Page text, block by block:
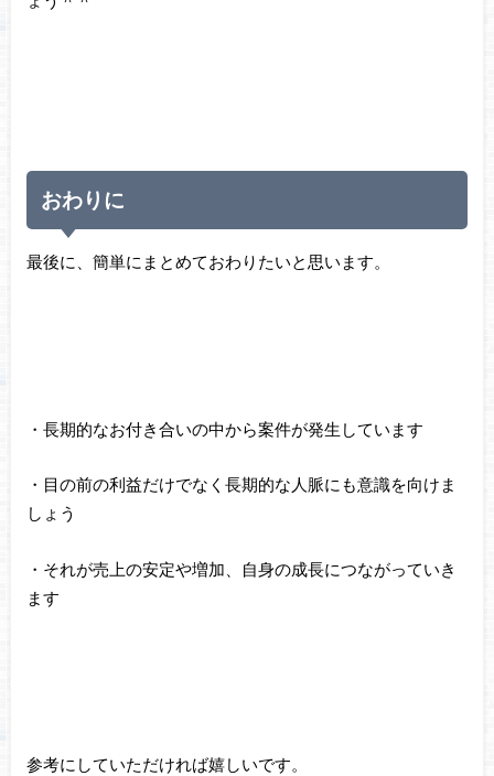
おわりに
最後に、簡単にまとめておわりたいと思います。
・長期的なお付き合いの中から案件が発生しています
・目の前の利益だけでなく長期的な人脈にも意識を向けま
しょう
・それが売上の安定や増加、自身の成長につながっていき
ます
参考にしていただければ嬉しいです。